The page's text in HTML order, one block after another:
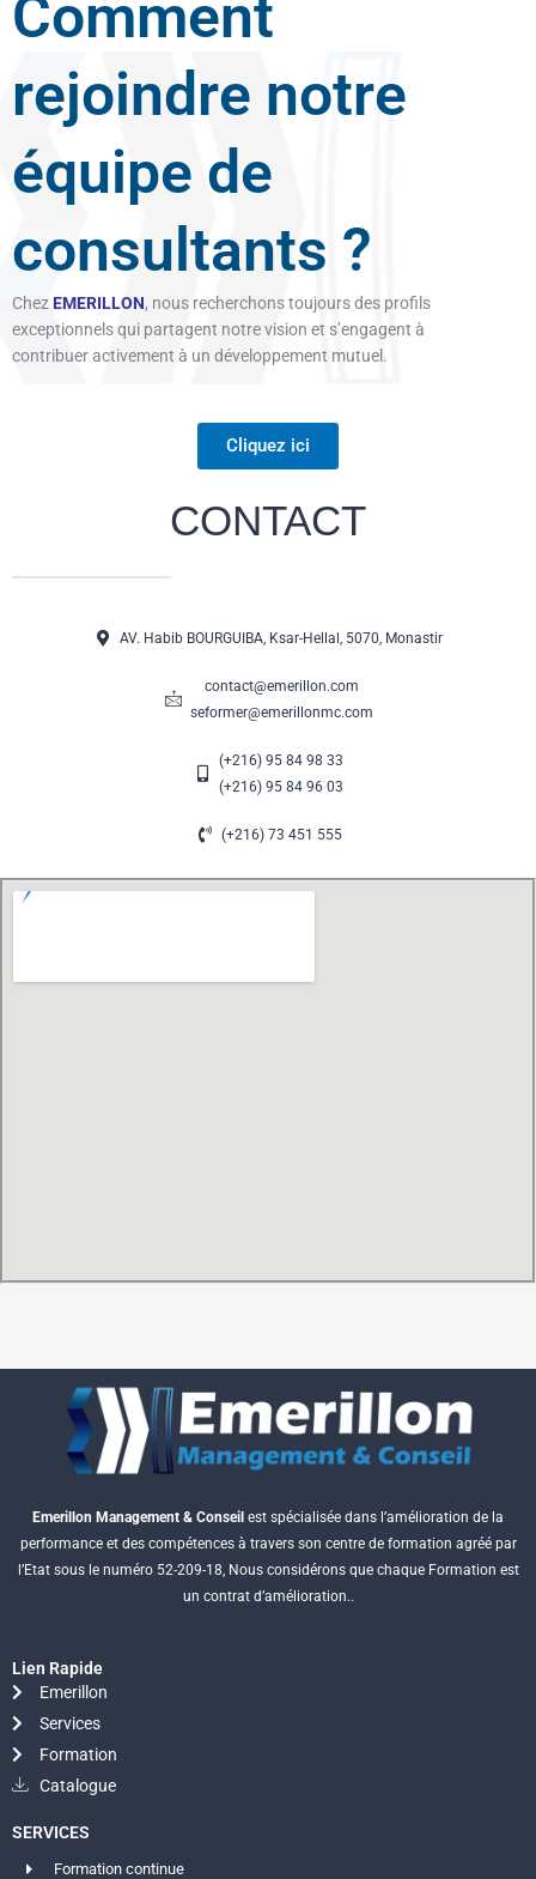
Comment
rejoindre notre
équipe de
consultants ?
Chez EMERILLON, nous recherchons toujours des profils
exceptionnels qui partagent notre vision et s’engagent à
contribuer activement à un développement mutuel.
Cliquez ici
CONTACT
AV. Habib BOURGUIBA, Ksar-Hellal, 5070, Monastir
contact@emerillon.com
seformer@emerillonmc.com
(+216) 95 84 98 33
(+216) 95 84 96 03
(+216) 73 451 555
Emerillon Management & Conseil est spécialisée dans l’amélioration de la
performance et des compétences à travers son centre de formation agréé par
l’Etat sous le numéro 52-209-18, Nous considérons que chaque Formation est
un contrat d’amélioration..
Lien Rapide
Emerillon
Services
Formation
Catalogue
SERVICES
Formation continue